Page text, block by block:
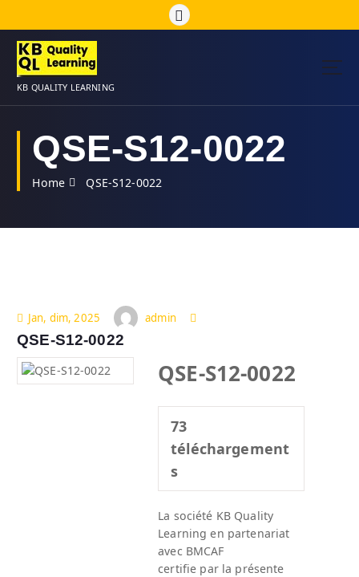
KB QUALITY LEARNING
QSE-S12-0022
Home QSE-S12-0022
Jan, dim, 2025 admin
QSE-S12-0022
QSE-S12-0022
73
téléchargement
s
La société KB Quality
Learning en partenariat
avec BMCAF
certifie par la présente